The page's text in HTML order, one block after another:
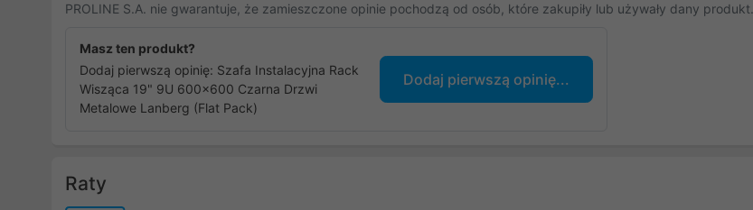
PROLINE S.A. nie gwarantuje, że zamieszczone opinie pochodzą od osób, które zakupiły lub używały dany produkt.
Masz ten produkt?
Dodaj pierwszą opinię: Szafa Instalacyjna Rack
Wisząca 19" 9U 600x600 Czarna Drzwi
Metalowe Lanberg (Flat Pack)
Dodaj pierwszą opinię...
Raty